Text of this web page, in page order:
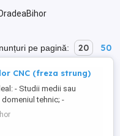
pe pagină: 20 50
CNC (freza strung)
- Studii medii sau
tehnic; -
de mecanica si
metalelor; -
soft CAD si CAM; -